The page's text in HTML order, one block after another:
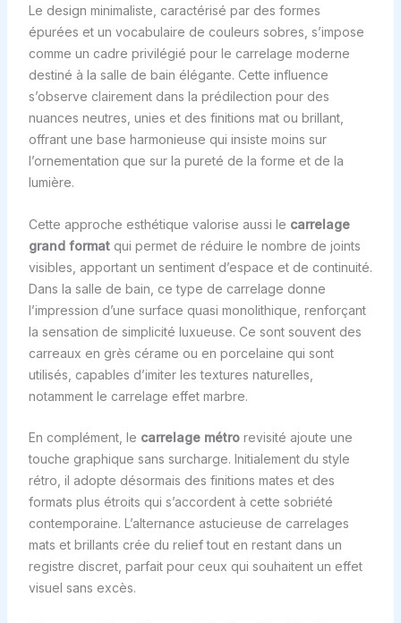
Le design minimaliste, caractérisé par des formes
épurées et un vocabulaire de couleurs sobres, s’impose
comme un cadre privilégié pour le carrelage moderne
destiné à la salle de bain élégante. Cette influence
s’observe clairement dans la prédilection pour des
nuances neutres, unies et des finitions mat ou brillant,
offrant une base harmonieuse qui insiste moins sur
l’ornementation que sur la pureté de la forme et de la
lumière.
Cette approche esthétique valorise aussi le carrelage
grand formatqui permet de réduire le nombre de joints
visibles, apportant un sentiment d’espace et de continuité.
Dans la salle de bain, ce type de carrelage donne
l’impression d’une surface quasi monolithique, renforçant
la sensation de simplicité luxueuse. Ce sont souvent des
carreaux en grès cérame ou en porcelaine qui sont
utilisés, capables d’imiter les textures naturelles,
notamment le carrelage effet marbre.
En complément, le carrelage métrorevisité ajoute une
touche graphique sans surcharge. Initialement du style
rétro, il adopte désormais des finitions mates et des
formats plus étroits qui s’accordent à cette sobriété
contemporaine. L’alternance astucieuse de carrelages
mats et brillants crée du relief tout en restant dans un
registre discret, parfait pour ceux qui souhaitent un effet
visuel sans excès.